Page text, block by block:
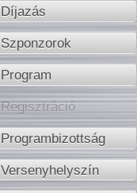
Díjazás
Szponzorok
Program
Regisztráció
Programbizottság
Versenyhelyszín